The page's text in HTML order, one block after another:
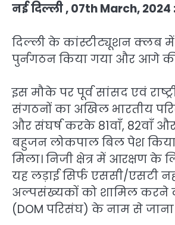
नई दिल्ली , 07th March, 2024
दिल्ली के कांस्टीट्यूशन क्लब में
पुर्नगठन किया गया और आगे
इस मौके पर पूर्व सांसद एवं
संगठनों का अखिल भारतीय
और संघर्ष करके 81वाँ, 82वाँ
बहुजन लोकपाल बिल पेश
मिला। निजी क्षेत्र में आरक्षण के
यह लड़ाई सिर्फ एससी/एसटी
अल्पसंख्यकों को शामिल करने
(DOM परिसंघ) के नाम से जाना